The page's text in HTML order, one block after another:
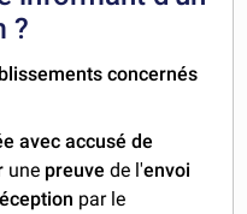
?
concernés
avec accusé de
une preuve de l'envoi
par le